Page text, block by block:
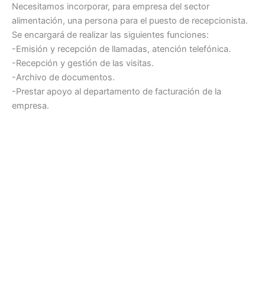
Necesitamos incorporar, para empresa del sector
alimentación, una persona para el puesto de recepcionista.
Se encargará de realizar las siguientes funciones:
-Emisión y recepción de llamadas, atención telefónica.
-Recepción y gestión de las visitas.
-Archivo de documentos.
-Prestar apoyo al departamento de facturación de la
empresa.